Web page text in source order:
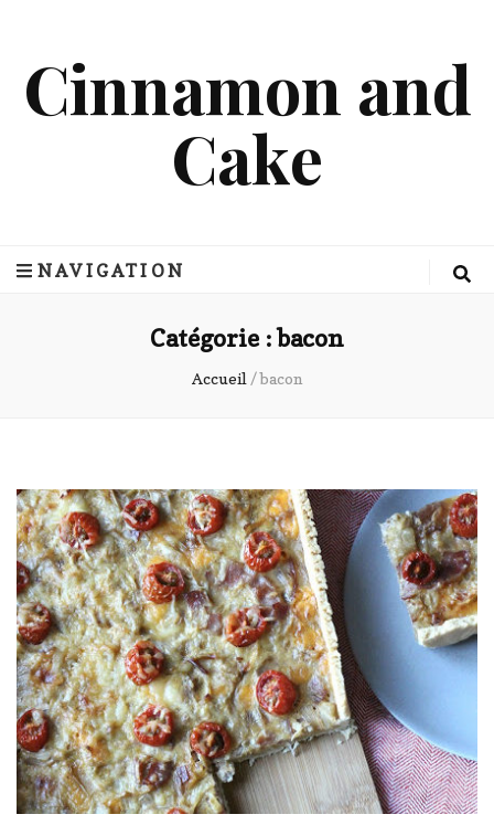
Cinnamon and
Cake
NAVIGATION
Catégorie :bacon
Accueil /bacon